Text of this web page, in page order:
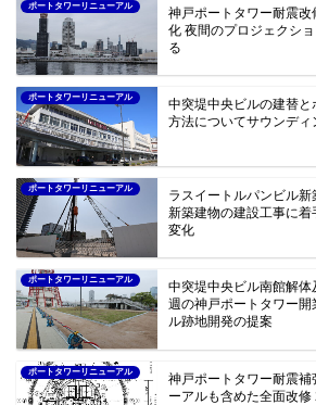
ポートタワーリニューアル
神戸ポートタワー耐震
化 夜間のプロジェクシ
る
ポートタワーリニューアル
中突堤中央ビルの建替
方法についてサウンデ
ポートタワーリニューアル
ラスイートルパンビル
新築建物の建設工事に着
変化
ポートタワーリニューアル
中突堤中央ビル南館解
週の神戸ポートタワー
ル跡地開発の提案
ポートタワーリニューアル
神戸ポートタワー耐震補
ーアルも含めた全面改